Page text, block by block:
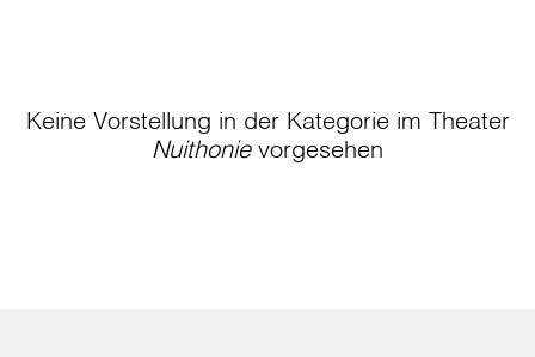
Keine Vorstellung in der Kategorie im Theater
Nuithonievorgesehen